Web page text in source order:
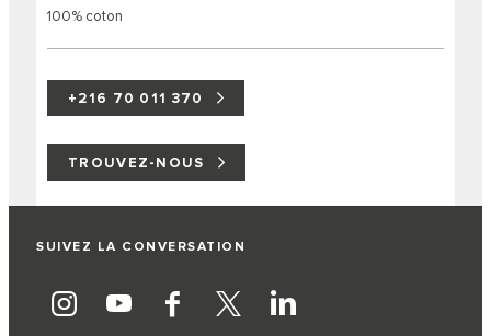
100% coton
+216 70 011 370
TROUVEZ-NOUS
SUIVEZ LA CONVERSATION